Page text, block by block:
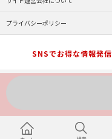
プライバシーポリシー
SNSでお得な情報発